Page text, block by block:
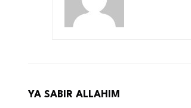
YA SABIR ALLAHIM